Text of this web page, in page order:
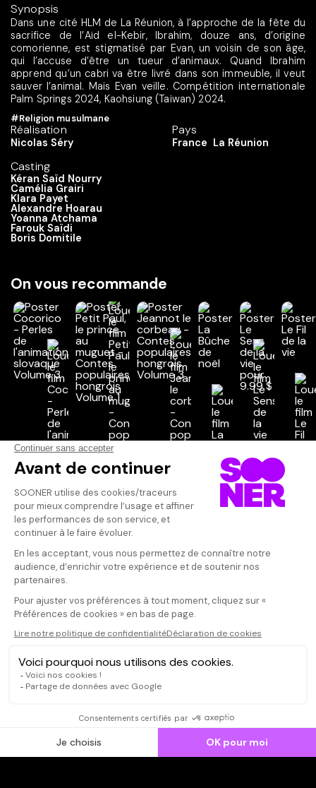
Synopsis
Dans une cité HLM de La Réunion, à l’approche de la fête du
sacrifice de l’Aïd el-Kebir, Ibrahim, douze ans, d’origine
comorienne, est stigmatisé par Evan, un voisin de son âge,
qui l’accuse d’être un tueur d’animaux. Quand Ibrahim
apprend qu’un cabri va être livré dans son immeuble, il veut
sauver l’animal. Mais Evan veille. Compétition internationale
Palm Springs 2024, Kaohsiung (Taïwan) 2024.
#Religion musulmane
Réalisation
Nicolas Séry
Casting
Kéran Saïd Nourry
Camélia Grairi
Klara Payet
Alexandre Hoarau
Yoanna Atchama
Farouk Saïdi
Boris Domitile
Pays
France La Réunion
On vous recommande
Vos avis
Donnez votre avis
Votre note
Votre commentaire
Il faut vous connecter pour
publier un avis
CONNEXION
Qui sommes-nous ?